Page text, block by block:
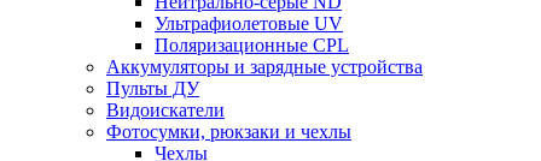
Ультрафиолетовые UV
Поляризационные CPL
Аккумуляторы и зарядные устройства
Пульты ДУ
Видоискатели
Фотосумки, рюкзаки и чехлы
Чехлы